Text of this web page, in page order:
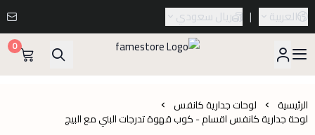
العربية | ريال سعودي
0
الرئيسية لوحات جدارية كانفس
لوحة جدارية كانفس اقسام - كوب قهوة تدرجات البني مع البيج